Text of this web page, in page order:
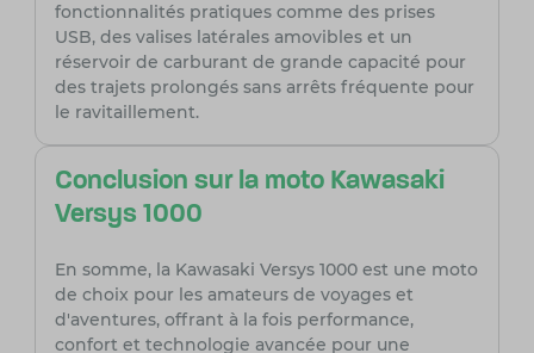
fonctionnalités pratiques comme des prises
USB, des valises latérales amovibles et un
réservoir de carburant de grande capacité pour
des trajets prolongés sans arrêts fréquente pour
le ravitaillement.
Conclusion sur la moto Kawasaki
Versys 1000
En somme, la Kawasaki Versys 1000 est une moto
de choix pour les amateurs de voyages et
d'aventures, offrant à la fois performance,
confort et technologie avancée pour une